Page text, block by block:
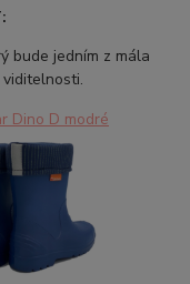
bude jedním z mála